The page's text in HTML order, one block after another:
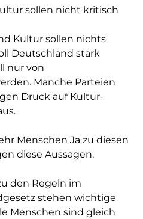
sollen nicht kritisch
Kultur sollen nichts
Deutschland stark
nur von
Manche Parteien
Druck auf Kultur-
Menschen Ja zu diesen
diese Aussagen.
den Regeln im
stehen wichtige
Menschen sind gleich